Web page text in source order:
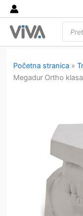
Skip
to
content
Početna stranica »
Megadur Ortho